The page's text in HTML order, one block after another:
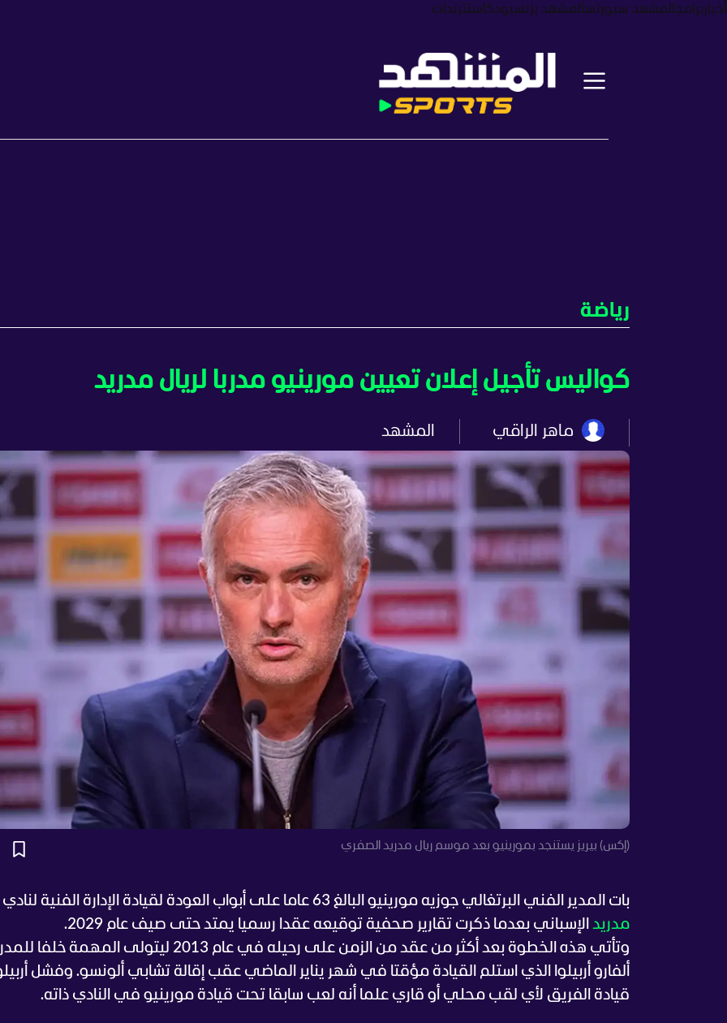
أخبار برامجالمشهد سبورتسالمشهد بزنسبودكاستترندات
رياضة
كواليس تأجيل إعلان تعيين مورينيو مدربا لريال مدريد
ماهر الراقي المشهد
(إكس) بيريز يستنجد بمورينيو بعد موسم ريال مدريد الصفري
بات المدير الفني البرتغالي جوزيه مورينيو البالغ 63 عاما على أبواب العودة لقيادة الإدارة الفنية لنادي
مدريد الإسباني بعدما ذكرت تقارير صحفية توقيعه عقدا رسميا يمتد حتى صيف عام 2029.
وتأتي هذه الخطوة بعد أكثر من عقد من الزمن على رحيله في عام 2013 ليتولى المهمة
ألفارو أربيلوا الذي استلم القيادة مؤقتا في شهر يناير الماضي عقب إقالة تشابي ألونسو. وفشل
قيادة الفريق لأي لقب محلي أو قاري علما أنه لعب سابقا تحت قيادة مورينيو في النادي ذاته.